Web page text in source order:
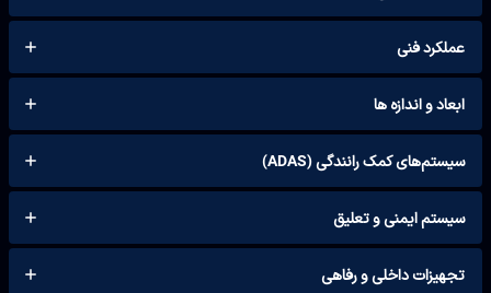
عملکرد فنی
ابعاد و اندازه ها
سیستم‌های کمک رانندگی (ADAS)
سیستم ایمنی و تعلیق
تجهیزات داخلی و رفاهی